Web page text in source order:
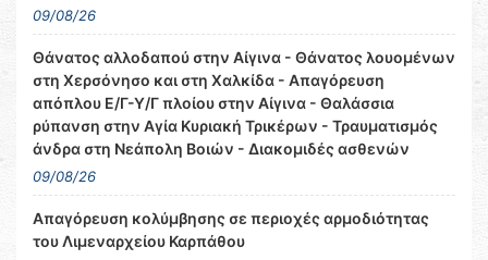
09/08/26
Θάνατος αλλοδαπού στην Αίγινα - Θάνατος λουομένων
στη Χερσόνησο και στη Χαλκίδα - Απαγόρευση
απόπλου Ε/Γ-Υ/Γ πλοίου στην Αίγινα - Θαλάσσια
ρύπανση στην Αγία Κυριακή Τρικέρων - Τραυματισμός
άνδρα στη Νεάπολη Βοιών - Διακομιδές ασθενών
09/08/26
Απαγόρευση κολύμβησης σε περιοχές αρμοδιότητας
του Λιμεναρχείου Καρπάθου